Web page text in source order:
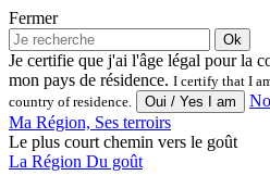
Fermer
Ok
Je certifie que j'ai l'âge légal pour la
mon pays de résidence. I certify that I
country of residence.
Ma Région, Ses terroirs
Le plus court chemin vers le goût
La Région Du goût